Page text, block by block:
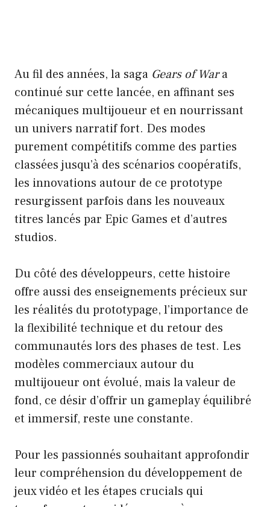
Au fil des années, la saga Gears of Wara
continué sur cette lancée, en affinant ses
mécaniques multijoueur et en nourrissant
un univers narratif fort. Des modes
purement compétitifs comme des parties
classées jusqu’à des scénarios coopératifs,
les innovations autour de ce prototype
resurgissent parfois dans les nouveaux
titres lancés par Epic Games et d’autres
studios.
Du côté des développeurs, cette histoire
offre aussi des enseignements précieux sur
les réalités du prototypage, l’importance de
la flexibilité technique et du retour des
communautés lors des phases de test. Les
modèles commerciaux autour du
multijoueur ont évolué, mais la valeur de
fond, ce désir d’offrir un gameplay équilibré
et immersif, reste une constante.
Pour les passionnés souhaitant approfondir
leur compréhension du développement de
jeux vidéo et les étapes crucials qui